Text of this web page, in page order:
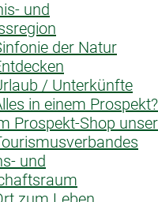
und
der Natur
/ Unterkünfte
in einem
Prospekt-Shop
und